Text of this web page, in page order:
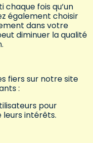
chaque fois qu’un
également choisir
dans votre
diminuer la qualité
fiers sur notre site
:
pour
intérêts.